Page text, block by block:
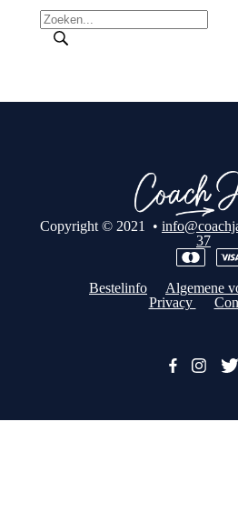
Copyright © 2021 •
37
Bestelinfo
Algemene
Privacy